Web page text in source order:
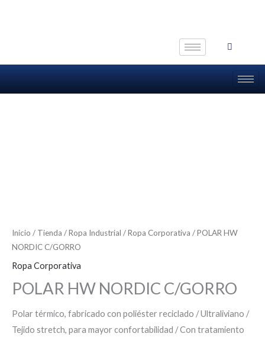
Inicio / Tienda /Ropa Industrial /Ropa Corporativa / POLAR HW
NORDIC C/GORRO
Ropa Corporativa
POLAR HW NORDIC C/GORRO
Polar térmico, fabricado con poliéster reciclado / Ultraliviano /
Tejido stretch, para mayor confortabilidad / Con tratamiento